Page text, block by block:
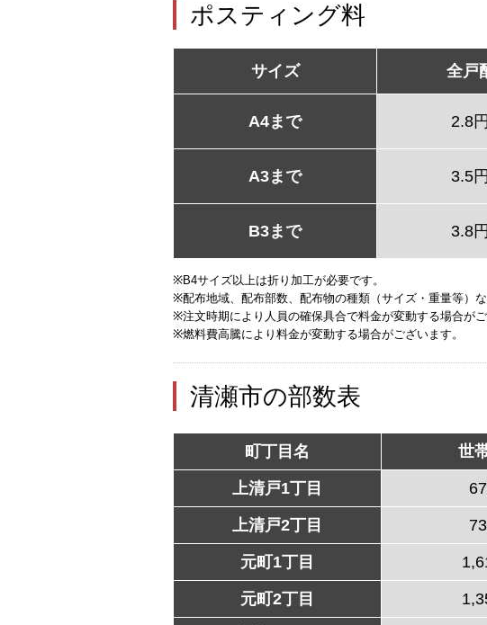
ポスティング料
サイズ 全戸
A4まで 2.8
A3まで 3.5
B3まで 3.8
※B4サイズ以上は折り加工が必要です。
※配布地域、配布部数、配布物の種類（サイズ・重量等）
※注文時期により人員の確保具合で料金が変動する場合がご
※燃料費高騰により料金が変動する場合がございます。
清瀬市の部数表
町丁目名 世
上清戸1丁目
上清戸2丁目
元町1丁目
元町2丁目